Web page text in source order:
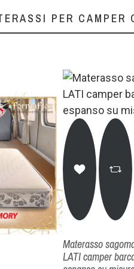
PER CAMPER
Materasso
LATI camper